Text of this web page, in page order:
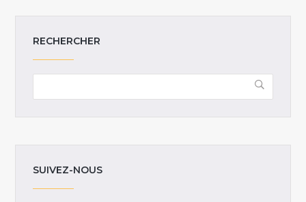
RECHERCHER
SUIVEZ-NOUS